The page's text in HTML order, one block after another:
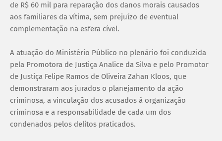
de R$ 60 mil para reparação dos danos morais causados
aos familiares da vítima, sem prejuízo de eventual
complementação na esfera cível.
A atuação do Ministério Público no plenário foi conduzida
pela Promotora de Justiça Analice da Silva e pelo Promotor
de Justiça Felipe Ramos de Oliveira Zahan Kloos, que
demonstraram aos jurados o planejamento da ação
criminosa, a vinculação dos acusados à organização
criminosa e a responsabilidade de cada um dos
condenados pelos delitos praticados.